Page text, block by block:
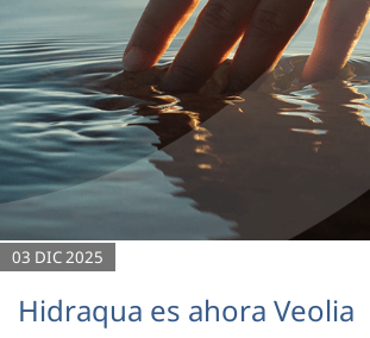
03 DIC 2025
Hidraqua es ahora Veolia